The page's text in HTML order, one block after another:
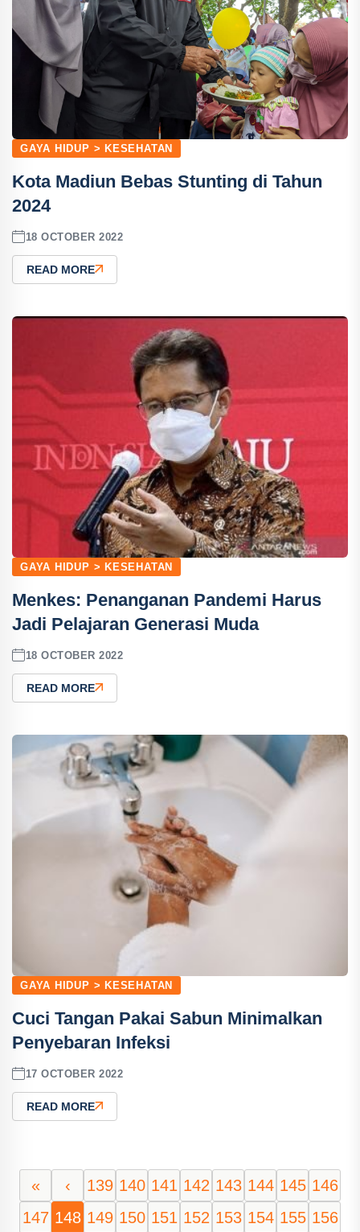
GAYA HIDUP > KESEHATAN
Kota Madiun Bebas Stunting di Tahun
2024
18 OCTOBER 2022
READ MORE
GAYA HIDUP > KESEHATAN
Menkes: Penanganan Pandemi Harus
Jadi Pelajaran Generasi Muda
18 OCTOBER 2022
READ MORE
GAYA HIDUP > KESEHATAN
Cuci Tangan Pakai Sabun Minimalkan
Penyebaran Infeksi
17 OCTOBER 2022
READ MORE
« ‹ 139 140 141 142 143 144 145 146
147 148 149 150 151 152 153 154 155 156